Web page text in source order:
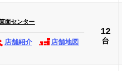
面センター
店舗紹介 店舗地図
12
台